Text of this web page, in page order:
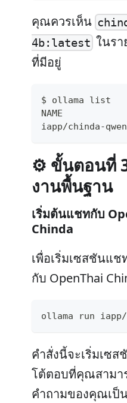
คุณควรเห็น
4b:latest ในรา
ที่มีอยู่
$ ollama list
NAME
iapp/chinda-
⚙️ ขั้นตอนที่
งานพื้นฐาน
เริ่มต้นแชทกับ
Chinda
เพื่อเริ่มเซสชันแ
กับ OpenThai
ollama run iapp/
คำสั่งนี้จะเริ่มเซ
โต้ตอบที่คุณสามา
คำถามของคุณเป็